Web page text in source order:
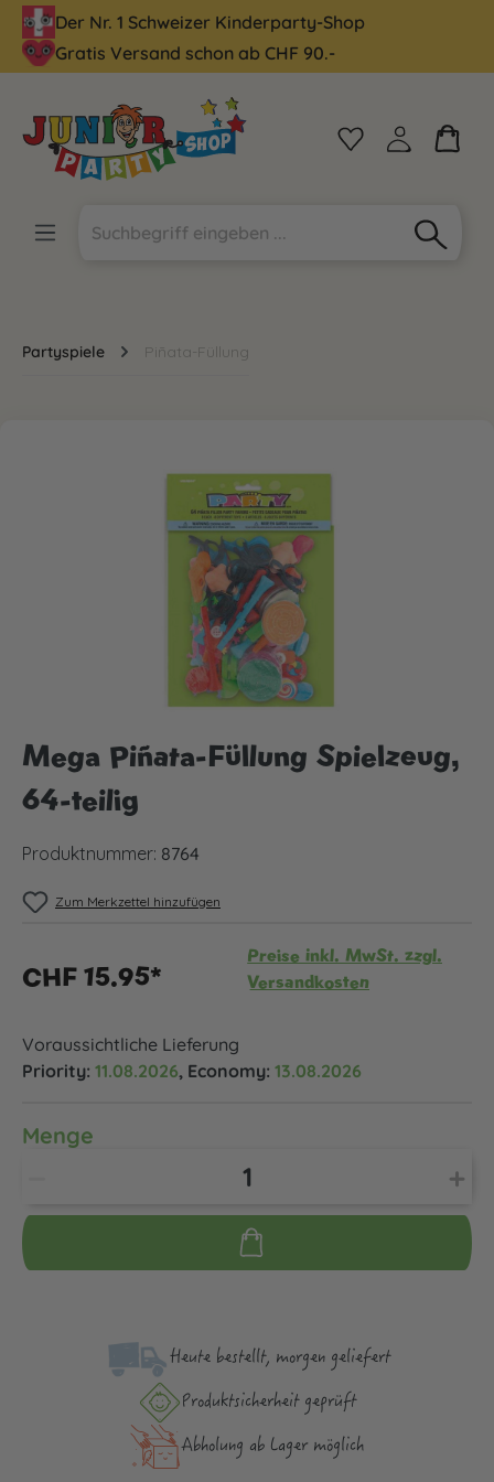
springen
Der Nr. 1 Schweizer Kinderparty-Shop
Gratis Versand schon ab CHF 90.-
Partyspiele Piñata-Füllung
Bildergalerie überspringen
Mega Piñata-Füllung Spielzeug,
64-teilig
Produktnummer: 8764
Zum Merkzettel hinzufügen
CHF 15.95*
Preise inkl. MwSt. zzgl.
Versandkosten
Voraussichtliche Lieferung
Priority: 11.08.2026, Economy: 13.08.2026
Menge
Heute bestellt, morgen geliefert
Produktsicher­heit geprüft
Abholung ab Lager möglich